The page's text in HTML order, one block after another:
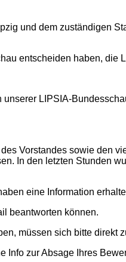
und dem zuständigen
entscheiden haben,
LIPSIA-
Vorstandes sowie den
In den letzten Stunden
eine Information
beantworten können.
müssen sich bitte direkt
Info zur Absage Ihres